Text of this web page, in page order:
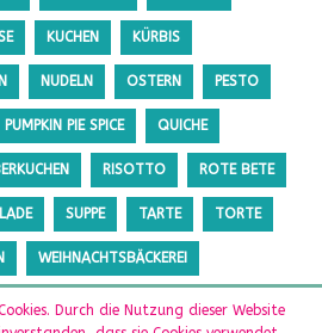
KUCHEN KÜRBIS
NUDELN OSTERN PESTO
PUMPKIN PIE SPICE QUICHE
RISOTTO ROTE BETE
SUPPE TARTE TORTE
WEIHNACHTSBÄCKEREI
Durch die Nutzung dieser Website